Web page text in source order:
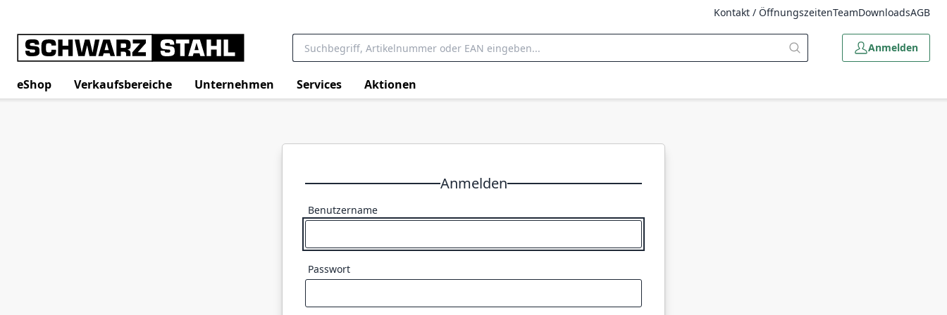
Kontakt / ÖffnungszeitenTeamDownloadsAGB
Anmelden
eShop Verkaufsbereiche Unternehmen Services Aktionen
Anmelden
Benutzername
Passwort